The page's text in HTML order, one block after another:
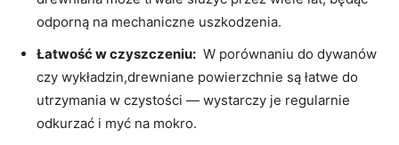
odporną na mechaniczne uszkodzenia.
Łatwość w czyszczeniu: ⁤ W porównaniu ‍do dywanów
czy wykładzin,drewniane powierzchnie są łatwe do
utrzymania w czystości — wystarczy je regularnie
odkurzać i myć na mokro.